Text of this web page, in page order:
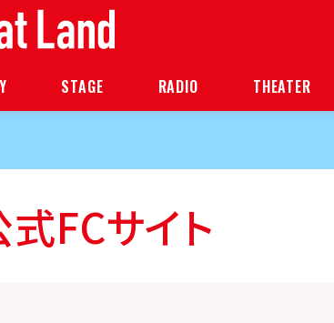
STAGE RADIO THEATER
式FCサイト